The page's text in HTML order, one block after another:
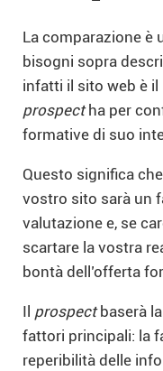
La comparazione è
bisogni sopra
infatti il sito web è il
prospect ha per
formative di suo
Questo significa
vostro sito sarà un
valutazione e, se
scartare la vostra
bontà dell’offerta
Il prospectbaserà
fattori principali: la
reperibilità delle